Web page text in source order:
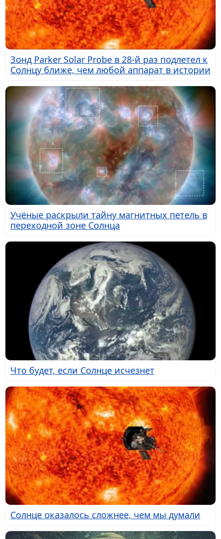
Зонд Parker Solar Probe в 28-й раз подлетел к
Солнцу ближе, чем любой аппарат в истории
Учёные раскрыли тайну магнитных петель в
переходной зоне Солнца
Что будет, если Солнце исчезнет
Солнце оказалось сложнее, чем мы думали